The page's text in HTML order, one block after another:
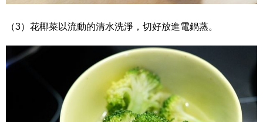
（3）花椰菜以流動的清水洗淨，切好放進電鍋蒸。